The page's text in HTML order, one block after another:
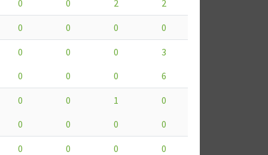
0 0 2 2
0 0 0 0
0 0 0
3
0 0 0 6
0 0 1
0
0 0 0 0
0 0 0
0